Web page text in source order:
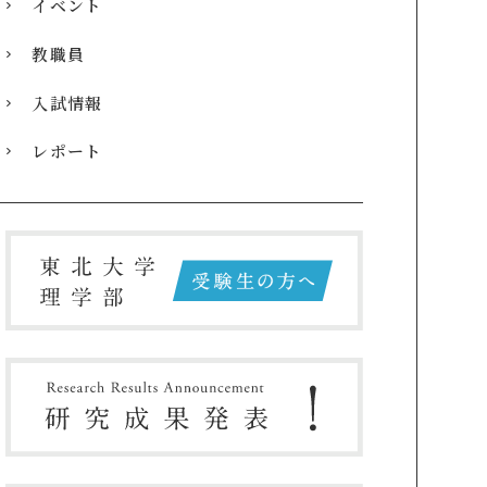
イベント
教職員
入試情報
レポート